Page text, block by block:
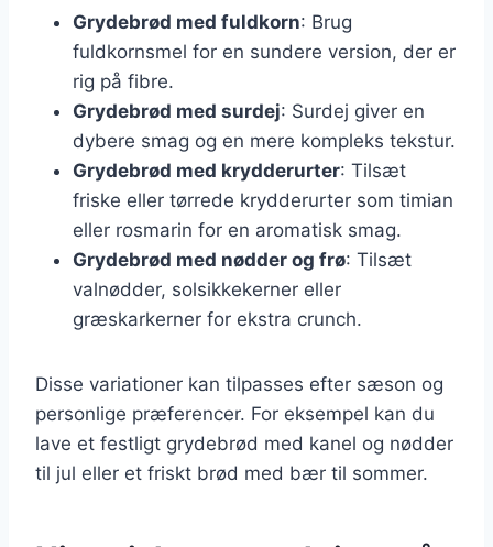
Grydebrød med fuldkorn: Brug
fuldkornsmel for en sundere version, der er
rig på fibre.
Grydebrød med surdej: Surdej giver en
dybere smag og en mere kompleks tekstur.
Grydebrød med krydderurter: Tilsæt
friske eller tørrede krydderurter som timian
eller rosmarin for en aromatisk smag.
Grydebrød med nødder og frø: Tilsæt
valnødder, solsikkekerner eller
græskarkerner for ekstra crunch.
Disse variationer kan tilpasses efter sæson og
personlige præferencer. For eksempel kan du
lave et festligt grydebrød med kanel og nødder
til jul eller et friskt brød med bær til sommer.